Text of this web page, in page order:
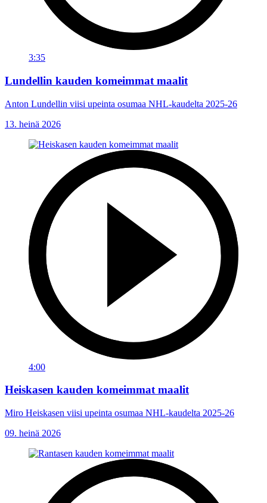
3:35
Lundellin kauden komeimmat maalit
Anton Lundellin viisi upeinta osumaa NHL-kaudelta 2025-26
13. heinä 2026
4:00
Heiskasen kauden komeimmat maalit
Miro Heiskasen viisi upeinta osumaa NHL-kaudelta 2025-26
09. heinä 2026